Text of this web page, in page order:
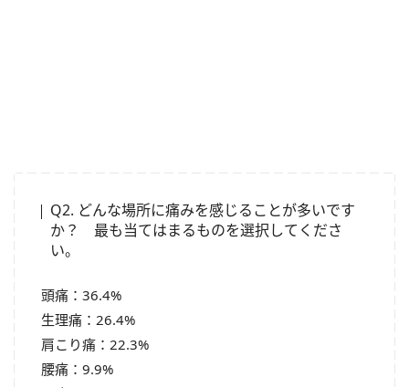
Q2. どんな場所に痛みを感じることが多いです
か？ 最も当てはまるものを選択してくださ
い。
頭痛：36.4%
生理痛：26.4%
肩こり痛：22.3%
腰痛：9.9%